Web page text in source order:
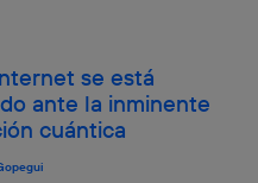
se está
ante la inminente
cuántica